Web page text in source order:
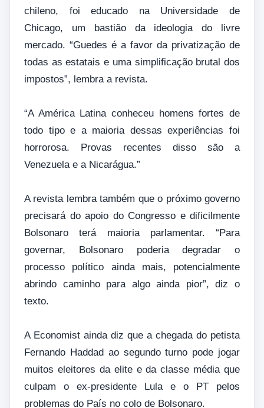
chileno, foi educado na Universidade de
Chicago, um bastião da ideologia do livre
mercado. “Guedes é a favor da privatização de
todas as estatais e uma simplificação brutal dos
impostos”, lembra a revista.
“A América Latina conheceu homens fortes de
todo tipo e a maioria dessas experiências foi
horrorosa. Provas recentes disso são a
Venezuela e a Nicarágua.”
A revista lembra também que o próximo governo
precisará do apoio do Congresso e dificilmente
Bolsonaro terá maioria parlamentar. “Para
governar, Bolsonaro poderia degradar o
processo político ainda mais, potencialmente
abrindo caminho para algo ainda pior”, diz o
texto.
A Economist ainda diz que a chegada do petista
Fernando Haddad ao segundo turno pode jogar
muitos eleitores da elite e da classe média que
culpam o ex-presidente Lula e o PT pelos
problemas do País no colo de Bolsonaro.